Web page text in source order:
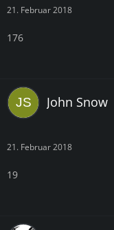
21. Februar 2018
176
John Snow
21. Februar 2018
19